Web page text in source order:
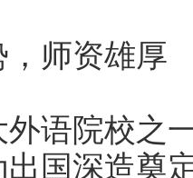
师资雄厚
院校之一
国深造奠